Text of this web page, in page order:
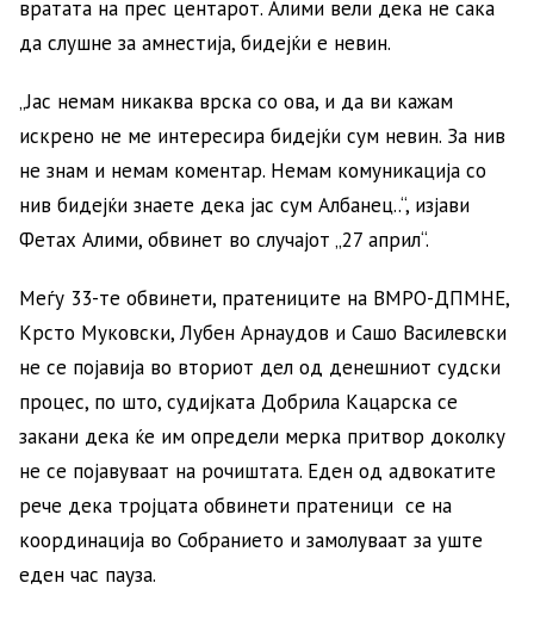
вратата на прес центарот. Алими вели дека не сака
да слушне за амнестија, бидејќи е невин.
„Јас немам никаква врска со ова, и да ви кажам
искрено не ме интересира бидејќи сум невин. За нив
не знам и немам коментар. Немам комуникација со
нив бидејќи знаете дека јас сум Албанец..“, изјави
Фетах Алими, обвинет во случајот „27 април“.
Меѓу 33-те обвинети, пратениците на ВМРО-ДПМНЕ,
Крсто Муковски, Лубен Арнаудов и Сашо Василевски
не се појавија во вториот дел од денешниот судски
процес, по што, судијката Добрила Кацарска се
закани дека ќе им определи мерка притвор доколку
не се појавуваат на рочиштата. Еден од адвокатите
рече дека тројцата обвинети пратеници се на
координација во Собранието и замолуваат за уште
еден час пауза.